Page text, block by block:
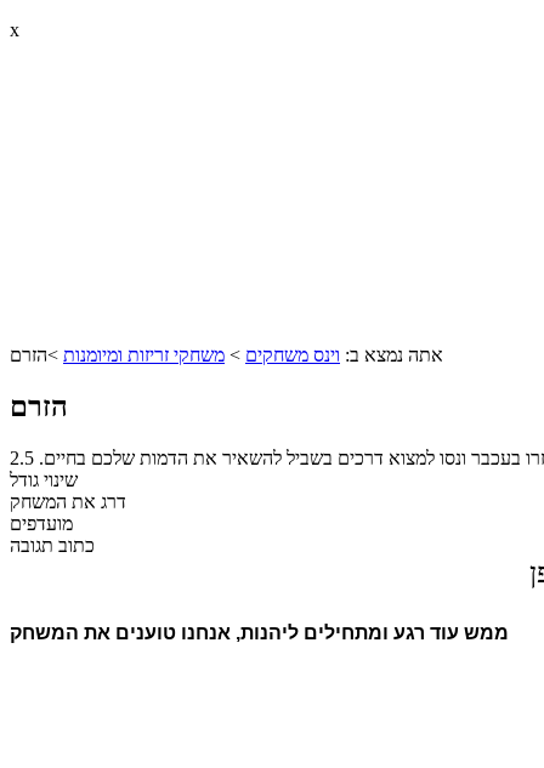
x
אתה נמצא ב: וינס משחקים > משחקי זריזות ומיומנות >הזרם
הזרם
בעכבר ונסו למצוא דרכים בשביל להשאיר את הדמות שלכם בחיים. 2.5
שינוי גודל
דרג את המשחק
מועדפים
כתוב תגובה
ממש עוד רגע ומתחילים ליהנות, אנחנו טוענים את המשחק